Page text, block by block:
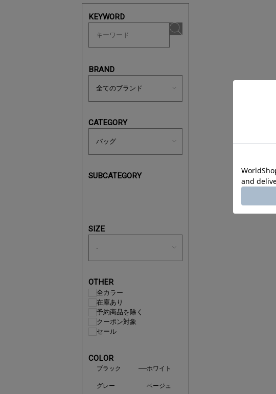
KEYWORD
BRAND
CATEGORY
SUBCATEGORY
SIZE
OTHER
全カラー
在庫あり
予約商品を除く
クーポン対象
セール
COLOR
ブラック ホワイト
グレー ベージュ
あと1点にちょうどいい！